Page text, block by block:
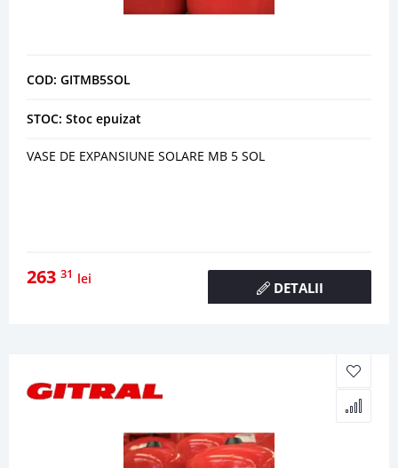
COD: GITMB5SOL
STOC: Stoc epuizat
VASE DE EXPANSIUNE SOLARE MB 5 SOL
263 31 lei
DETALII